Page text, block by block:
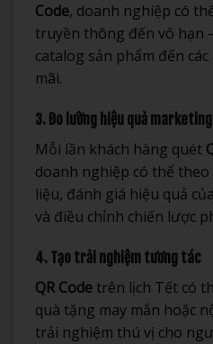
Code, doanh nghiệp có
truyền thông đến vô hạn
catalog sản phẩm đến
mãi.
3. Đo lường hiệu quả marketing
Mỗi lần khách hàng quét
doanh nghiệp có thể
liệu, đánh giá hiệu quả
và điều chỉnh chiến lược
4. Tạo trải nghiệm tương tác
QR Code trên lịch Tết có
quà tặng may mắn hoặc
trải nghiệm thú vị cho